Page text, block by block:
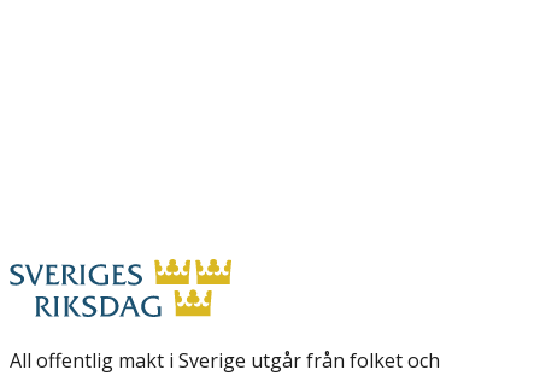
All offentlig makt i Sverige utgår från folket och